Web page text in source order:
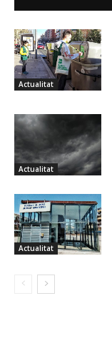
Actualitat
Actualitat
Actualitat